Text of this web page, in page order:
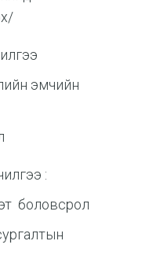
эмчийн
:
боловсрол